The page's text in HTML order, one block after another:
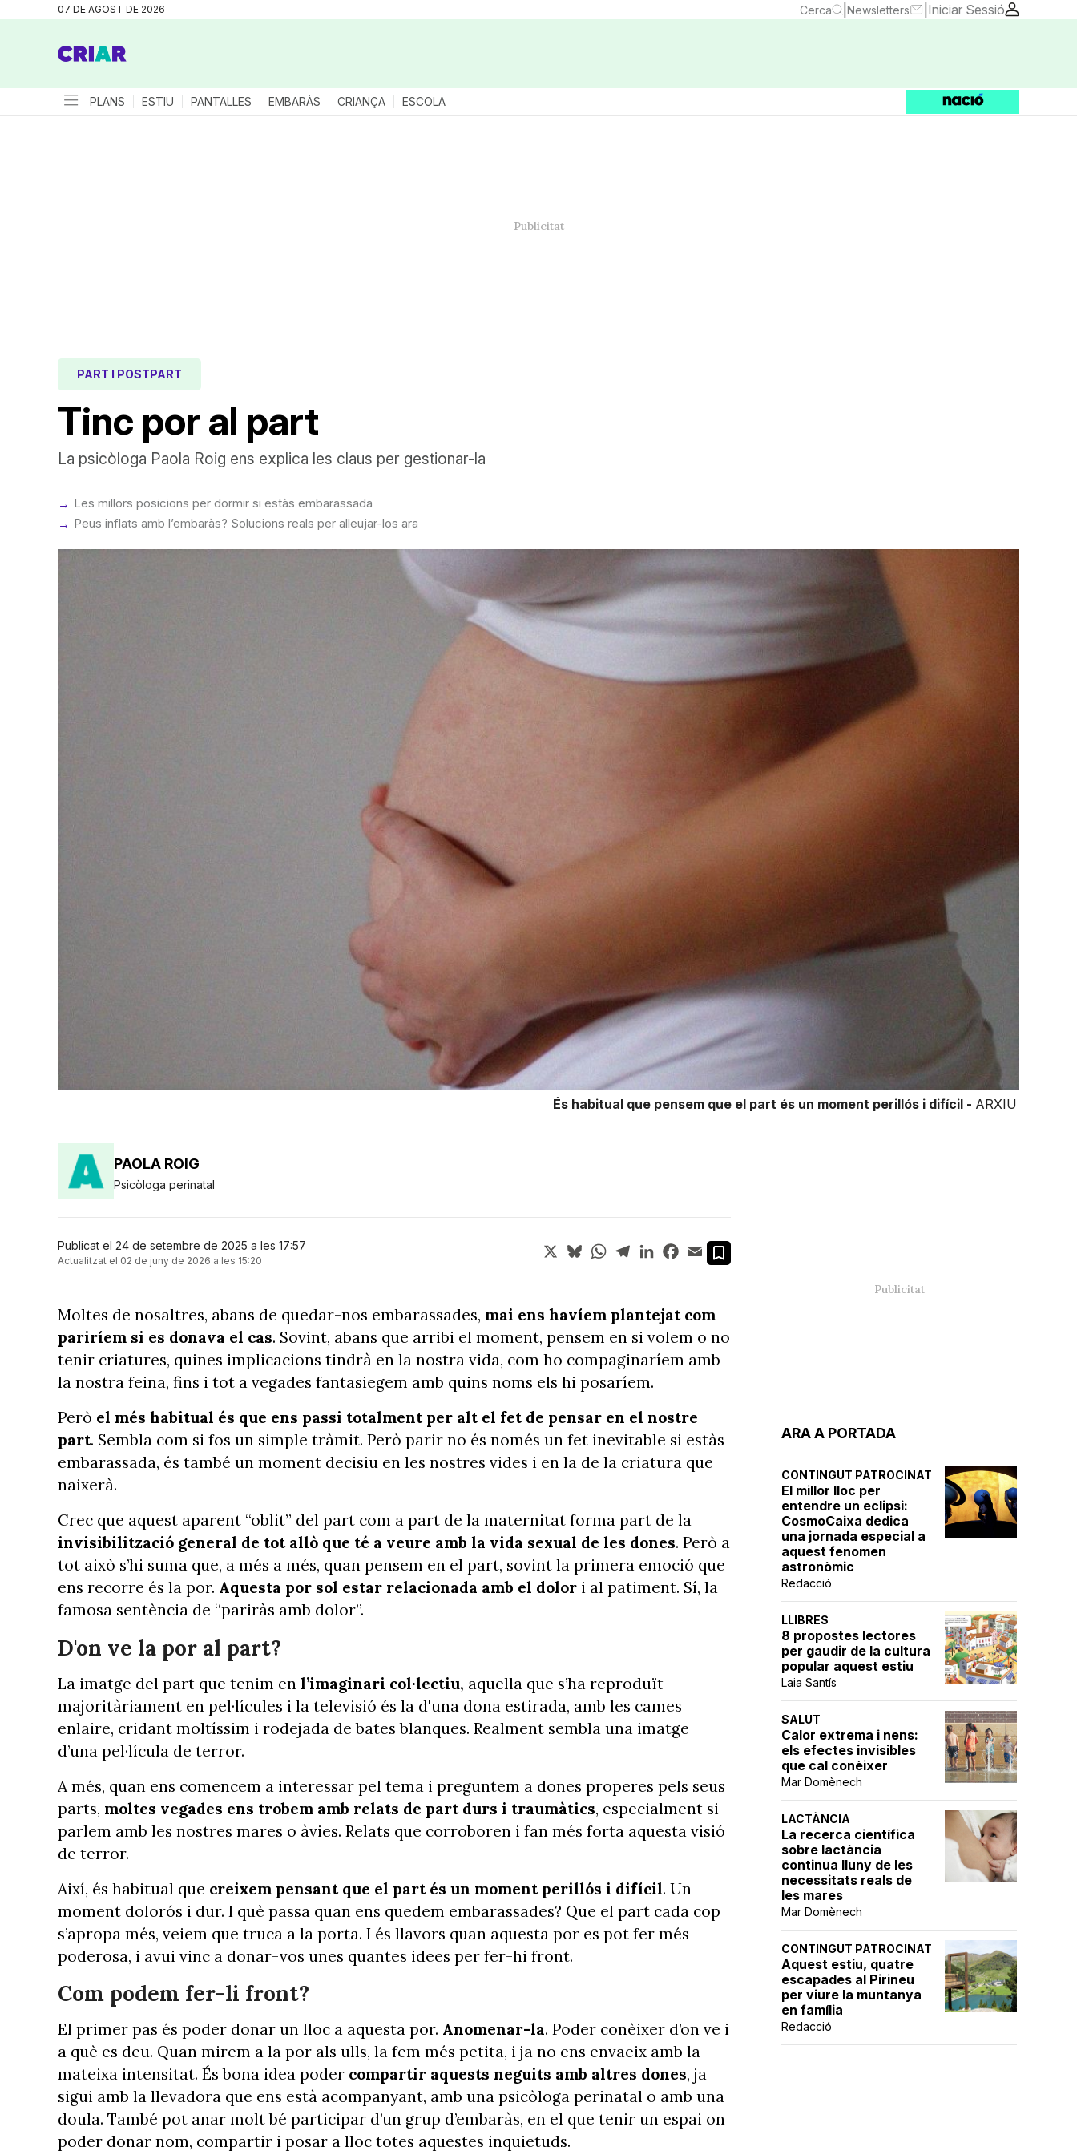
07 DE AGOST DE 2026 Cerca Newsletters Iniciar Sessió
PLANS ESTIU PANTALLES EMBARÀS CRIANÇA ESCOLA
Tinc por al part
PART I POSTPART
La psicòloga Paola Roig ens explica les claus per gestionar-la
Les millors posicions per dormir si estàs embarassada
Peus inflats amb l’embaràs? Solucions reals per alleujar-los ara
És habitual que pensem que el part és un moment perillós i difícil - ARXIU
ARA A PORTADA
CONTINGUT PATROCINAT
El millor lloc per
entendre un eclipsi:
CosmoCaixa dedica
una jornada especial a
aquest fenomen
astronòmic
Redacció
LLIBRES
8 propostes lectores
per gaudir de la cultura
popular aquest estiu
Laia Santís
SALUT
Calor extrema i nens:
els efectes invisibles
que cal conèixer
Mar Domènech
LACTÀNCIA
La recerca científica
sobre lactància
continua lluny de les
necessitats reals de
les mares
Mar Domènech
CONTINGUT PATROCINAT
Aquest estiu, quatre
escapades al Pirineu
per viure la muntanya
en família
Redacció
PAOLA ROIG
Psicòloga perinatal
Publicat el 24 de setembre de 2025 a les 17:57
Actualitzat el 02 de juny de 2026 a les 15:20
X BlueskyWhatsApp
TelegramLinkedInFacebook
Email
Moltes de nosaltres, abans de quedar-nos embarassades, mai ens havíem plantejat com
pariríem si es donava el cas. Sovint, abans que arribi el moment, pensem en si volem o no
tenir criatures, quines implicacions tindrà en la nostra vida, com ho compaginaríem amb
la nostra feina, fins i tot a vegades fantasiegem amb quins noms els hi posaríem.
Però el més habitual és que ens passi totalment per alt el fet de pensar en el nostre
part. Sembla com si fos un simple tràmit. Però parir no és només un fet inevitable si estàs
embarassada, és també un moment decisiu en les nostres vides i en la de la criatura que
naixerà.
Crec que aquest aparent “oblit” del part com a part de la maternitat forma part de la
invisibilització general de tot allò que té a veure amb la vida sexual de les dones. Però a
tot això s’hi suma que, a més a més, quan pensem en el part, sovint la primera emoció que
ens recorre és la por. Aquesta por sol estar relacionada amb el dolor i al patiment. Sí, la
famosa sentència de “pariràs amb dolor”.
D'on ve la por al part?
La imatge del part que tenim en l’imaginari col·lectiu, aquella que s’ha reproduït
majoritàriament en pel·lícules i la televisió és la d'una dona estirada, amb les cames
enlaire, cridant moltíssim i rodejada de bates blanques. Realment sembla una imatge
d’una pel·lícula de terror.
A més, quan ens comencem a interessar pel tema i preguntem a dones properes pels seus
parts, moltes vegades ens trobem amb relats de part durs i traumàtics, especialment si
parlem amb les nostres mares o àvies. Relats que corroboren i fan més forta aquesta visió
de terror.
Així, és habitual que creixem pensant que el part és un moment perillós i difícil. Un
moment dolorós i dur. I què passa quan ens quedem embarassades? Que el part cada cop
s’apropa més, veiem que truca a la porta. I és llavors quan aquesta por es pot fer més
poderosa, i avui vinc a donar-vos unes quantes idees per fer-hi front.
Com podem fer-li front?
El primer pas és poder donar un lloc a aquesta por. Anomenar-la. Poder conèixer d’on ve i
a què es deu. Quan mirem a la por als ulls, la fem més petita, i ja no ens envaeix amb la
mateixa intensitat. És bona idea poder compartir aquests neguits amb altres dones, ja
sigui amb la llevadora que ens està acompanyant, amb una psicòloga perinatal o amb una
doula. També pot anar molt bé participar d’un grup d’embaràs, en el que tenir un espai on
poder donar nom, compartir i posar a lloc totes aquestes inquietuds.